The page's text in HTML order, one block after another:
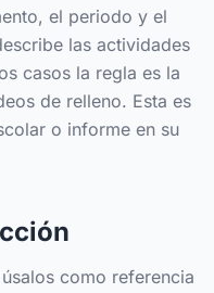
el periodo y el
las actividades
casos la regla es la
de relleno. Esta es
o informe en su
como referencia